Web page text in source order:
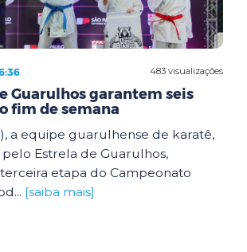
483 visualizações
Guarulhos garantem seis
fim de semana
a equipe guarulhense de karatê,
Estrela de Guarulhos,
etapa do Campeonato
[saiba mais]